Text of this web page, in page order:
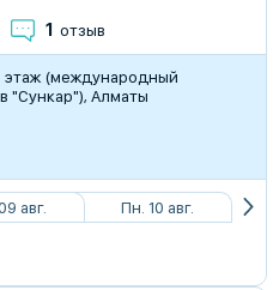
1 отзыв
этаж (международный
"Сункар"), Алматы
авг. Пн. 10 авг.